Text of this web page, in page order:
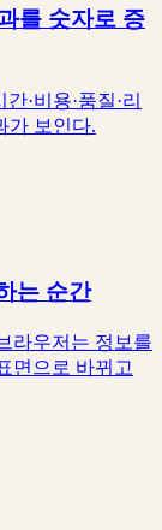
를 숫자로 증
·비용·품질·리
가 보인다.
는 순간
라우저는 정보를
면으로 바뀌고